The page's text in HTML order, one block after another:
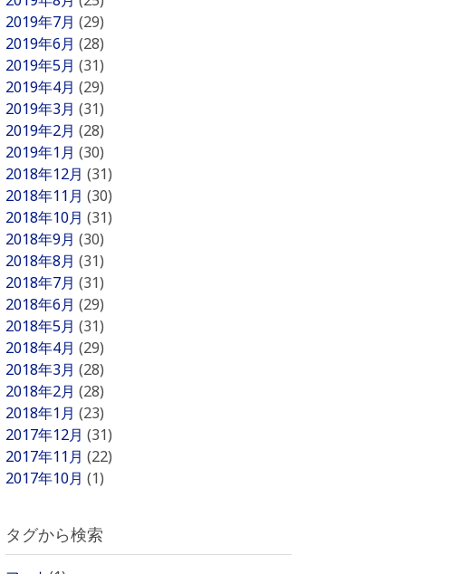
2019年7月 (29)
2019年6月 (28)
2019年5月 (31)
2019年4月 (29)
2019年3月 (31)
2019年2月 (28)
2019年1月 (30)
2018年12月 (31)
2018年11月 (30)
2018年10月 (31)
2018年9月 (30)
2018年8月 (31)
2018年7月 (31)
2018年6月 (29)
2018年5月 (31)
2018年4月 (29)
2018年3月 (28)
2018年2月 (28)
2018年1月 (23)
2017年12月 (31)
2017年11月 (22)
2017年10月 (1)
タグから検索